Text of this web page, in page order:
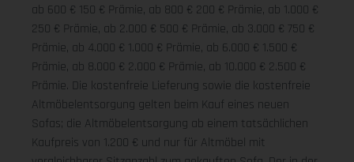
ab 600 € 150 € Prämie, ab 800 € 200 € Prämie, ab 1.000 €
250 € Prämie, ab 2.000 € 500 € Prämie, ab 3.000 € 750 €
Prämie, ab 4.000 € 1.000 € Prämie, ab 6.000 € 1.500 €
Prämie, ab 8.000 € 2.000 € Prämie, ab 10.000 € 2.500 €
Prämie. Die kostenfreie Lieferung sowie die kostenfreie
Altmöbelentsorgung gelten beim Kauf eines neuen
Sofas; die Altmöbelentsorgung ab einem tatsächlichen
Kaufpreis von 1.200 € und nur für Altmöbel mit